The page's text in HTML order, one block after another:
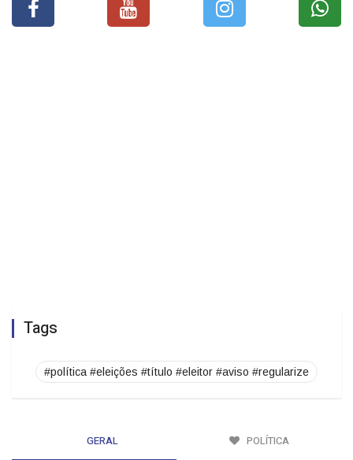
Tags
#política #eleições #título #eleitor #aviso #regularize
GERAL POLÍTICA